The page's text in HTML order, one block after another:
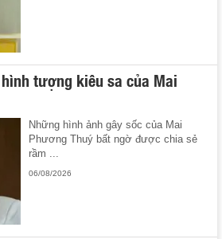
tượng kiêu sa của Mai
Những hình ảnh gây sốc của Mai
Phương Thuý bất ngờ được chia sẻ
rầm ...
06/08/2026